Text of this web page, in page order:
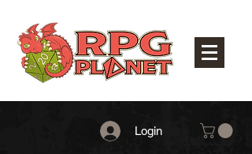
Login